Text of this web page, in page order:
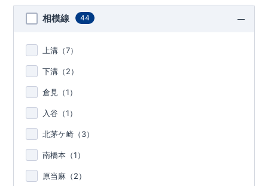
相模線 44
上溝（7）
下溝（2）
倉見（1）
入谷（1）
北茅ケ崎（3）
南橋本（1）
原当麻（2）